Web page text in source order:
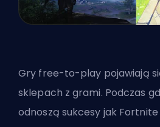
Gry free-to-play pojawiają
sklepach z grami. Podczas
odnoszą sukcesy jak